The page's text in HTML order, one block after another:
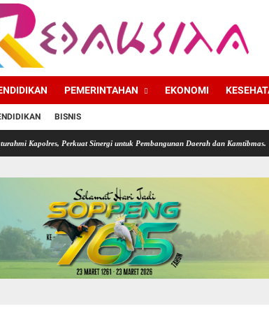
PEMERINTAHAN EKONOMI
BISNIS
Sinergi untuk Pembangunan Daerah dan Kamtibmas. Diskominfo